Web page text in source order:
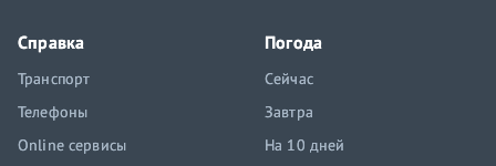
Справка
Транспорт
Телефоны
Online сервисы
Погода
Сейчас
Завтра
На 10 дней